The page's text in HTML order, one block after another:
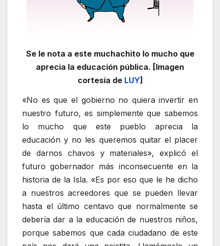
Se le nota a este muchachito lo mucho que
aprecia la educación pública. [Imagen
cortesía de LUY]
«No es que el gobierno no quiera invertir en
nuestro futuro, es simplemente que sabemos
lo mucho que este pueblo aprecia la
educación y no les queremos quitar el placer
de darnos chavos y materiales», explicó el
futuro gobernador más inconsecuente en la
historia de la Isla. «Es por eso que le he dicho
a nuestros acreedores que se pueden llevar
hasta el último centavo que normalmente se
debería dar a la educación de nuestros niños,
porque sabemos que cada ciudadano de este